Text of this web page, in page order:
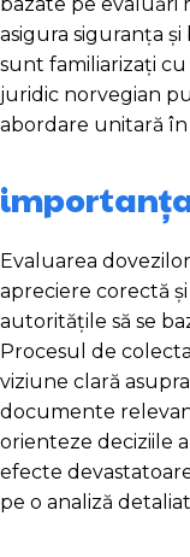
asigura siguranța
sunt familiarizați cu
juridic norvegian
abordare unitară
Evaluarea
apreciere corectă
autoritățile să se
Procesul de
viziune clară
documente
orienteze deciziile
efecte
pe o analiză